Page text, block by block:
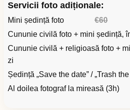
Servicii foto adiționale:
Mini ședință foto €60
Cununie civilă foto + mini ședință,
Cununie civilă + religioasă foto +
zi
Ședință „Save the date” / „Trash
Al doilea fotograf la mireasă (3h)